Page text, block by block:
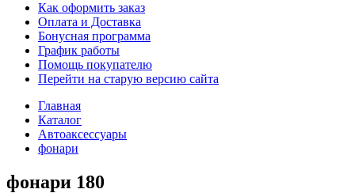
Как оформить заказ
Оплата и Доставка
Бонусная программа
График работы
Помощь покупателю
Перейти на старую версию сайта
Главная
Каталог
Автоаксессуары
фонари
фонари 180